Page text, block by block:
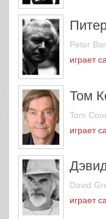
Peter
играет
Том
Tom
играет
David
играет